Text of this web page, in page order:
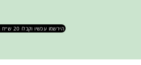
הירשמו עכשיו וקבלו 20 ש״ח מתנה